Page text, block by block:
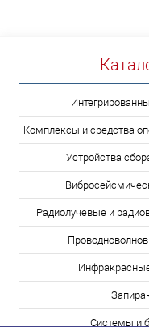
Комплексы и средства
Устройства
Радиолучевые и
Системы и